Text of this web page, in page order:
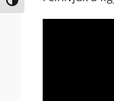
Nagy kontraszt váltása